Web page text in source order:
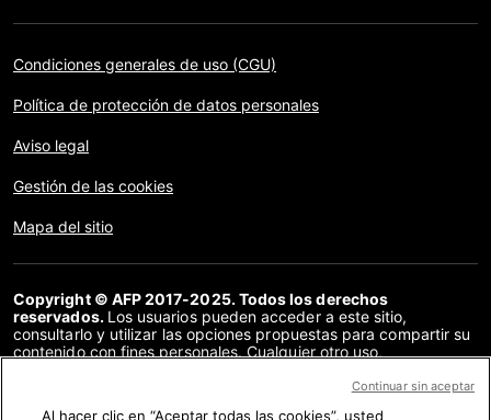
Condiciones generales de uso (CGU)
Política de protección de datos personales
Aviso legal
Gestión de las cookies
Mapa del sitio
Copyright © AFP 2017-2025. Todos los derechos
reservados. Los usuarios pueden acceder a este sitio,
consultarlo y utilizar las opciones propuestas para compartir su
contenido con fines personales. Cualquier otro uso,
distribución del contenido de este sitio, en su totalidad o en
Al hacer clic en “Aceptar todas las cookies”, usted
Continuar sin aceptar